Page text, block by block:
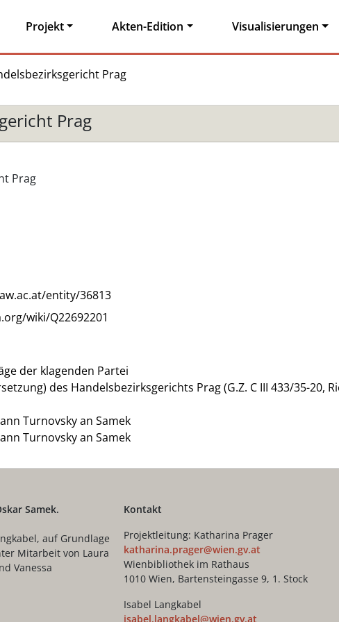
Projekt Akten-Edition Visualisierungen
Prag
Prag
Prag
entity/36813
wiki/Q22692201
der klagenden Partei
des Handelsbezirksgerichts Prag (G.Z. C III 433/35-20,
Turnovsky an Samek
Turnovsky an Samek
Samek.
auf Grundlage
Mitarbeit von Laura
Vanessa
Kontakt
Projektleitung: Katharina Prager
katharina.prager@wien.gv.at
Wienbibliothek im Rathaus
1010 Wien, Bartensteingasse 9, 1. Stock
Isabel Langkabel
isabel.langkabel@wien.gv.at